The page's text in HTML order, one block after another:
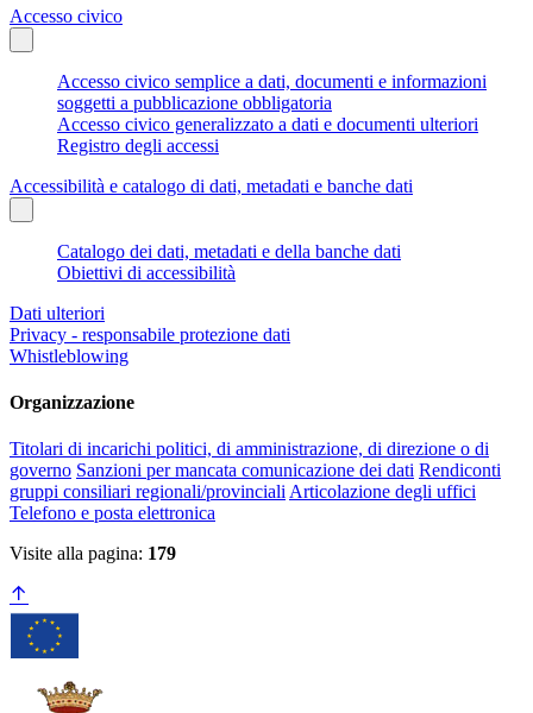
Accesso civico
Accesso civico semplice a dati, documenti e informazioni
soggetti a pubblicazione obbligatoria
Accesso civico generalizzato a dati e documenti ulteriori
Registro degli accessi
Accessibilità e catalogo di dati, metadati e banche dati
Catalogo dei dati, metadati e della banche dati
Obiettivi di accessibilità
Dati ulteriori
Privacy - responsabile protezione dati
Whistleblowing
Organizzazione
Titolari di incarichi politici, di amministrazione, di direzione o di
governo Sanzioni per mancata comunicazione dei dati Rendiconti
gruppi consiliari regionali/provinciali Articolazione degli uffici
Telefono e posta elettronica
Visite alla pagina: 179